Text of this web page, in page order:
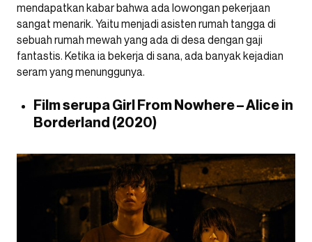
mendapatkan kabar bahwa ada lowongan pekerjaan
sangat menarik. Yaitu menjadi asisten rumah tangga di
sebuah rumah mewah yang ada di desa dengan gaji
fantastis. Ketika ia bekerja di sana, ada banyak kejadian
seram yang menunggunya.
Film serupa Girl From Nowhere – Alice in
Borderland (2020)